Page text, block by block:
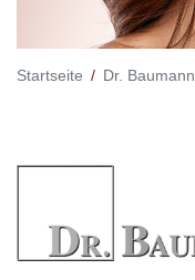
Startseite Dr. Baumann